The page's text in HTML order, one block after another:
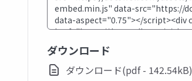
ダウンロード
ダウンロード(pdf - 142.54kB)